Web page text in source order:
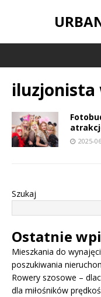
iluzjonista
2025-
Szukaj
Ostatnie
Mieszkania do
poszukiwania
Rowery szosowe –
dla miłośników